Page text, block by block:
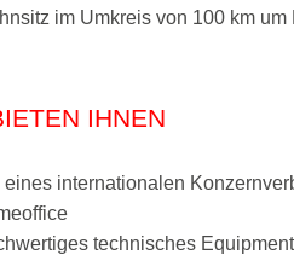
im Umkreis von 100 km
IHNEN
eines internationalen
technisches Equipment